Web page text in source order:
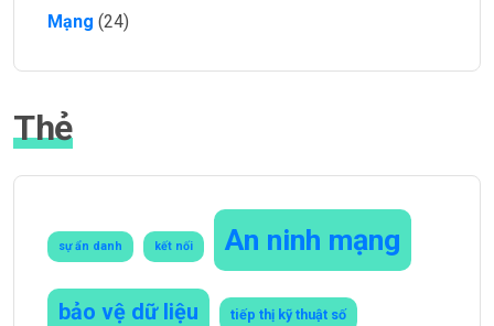
Mạng (24)
Thẻ
sự ẩn danh kết nối An ninh mạng
bảo vệ dữ liệu tiếp thị kỹ thuật số